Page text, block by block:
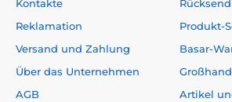
Kontakte
Reklamation
Versand und Zahlung
Über das Unternehmen
AGB
Produkt-
Basar-
Artikel